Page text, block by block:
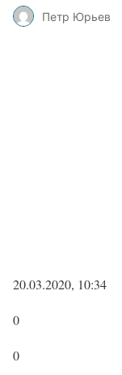
Петр Юрьев
20.03.2020, 10:34
0
0